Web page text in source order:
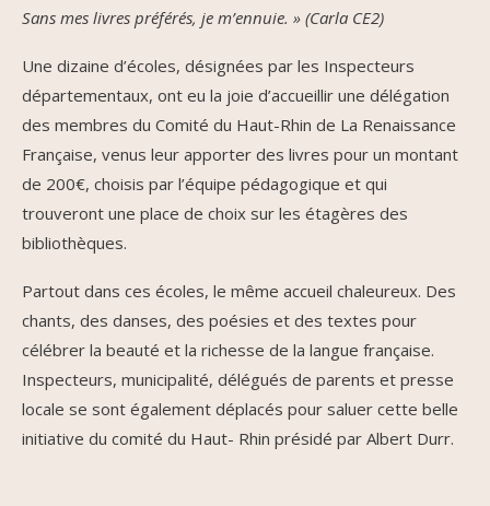
Sans mes livres préférés, je m’ennuie. » (Carla CE2)
Une dizaine d’écoles, désignées par les Inspecteurs
départementaux, ont eu la joie d’accueillir une délégation
des membres du Comité du Haut-Rhin de La Renaissance
Française, venus leur apporter des livres pour un montant
de 200€, choisis par l’équipe pédagogique et qui
trouveront une place de choix sur les étagères des
bibliothèques.
Partout dans ces écoles, le même accueil chaleureux. Des
chants, des danses, des poésies et des textes pour
célébrer la beauté et la richesse de la langue française.
Inspecteurs, municipalité, délégués de parents et presse
locale se sont également déplacés pour saluer cette belle
initiative du comité du Haut- Rhin présidé par Albert Durr.